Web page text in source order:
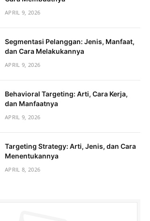
APRIL 9, 2026
Segmentasi Pelanggan: Jenis, Manfaat,
dan Cara Melakukannya
APRIL 9, 2026
Behavioral Targeting: Arti, Cara Kerja,
dan Manfaatnya
APRIL 9, 2026
Targeting Strategy: Arti, Jenis, dan Cara
Menentukannya
APRIL 8, 2026